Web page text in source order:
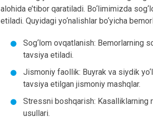
alohida e’tibor qaratiladi. Bo‘limimizda
etiladi. Quyidagi yo‘nalishlar bo‘yicha
Sog‘lom ovqatlanish: Bemorlarning
tavsiya etiladi.
Jismoniy faollik: Buyrak va siydik
tavsiya etilgan jismoniy mashqlar.
Stressni boshqarish:
usullari.